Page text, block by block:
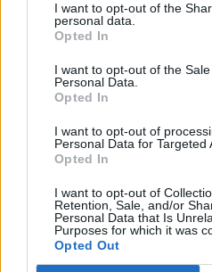
I want to opt-out of the
personal data.
Opted In
I want to opt-out of the
Personal Data.
Opted In
I want to opt-out of
Personal Data for Targeted
Opted In
I want to opt-out of
Retention, Sale, and/or
Personal Data that Is
Purposes for which it was
Opted Out
Sutinku su taisyklėmis
Serviceapply.